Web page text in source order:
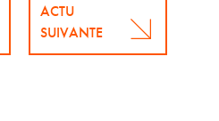
ACTU
SUIVANTE